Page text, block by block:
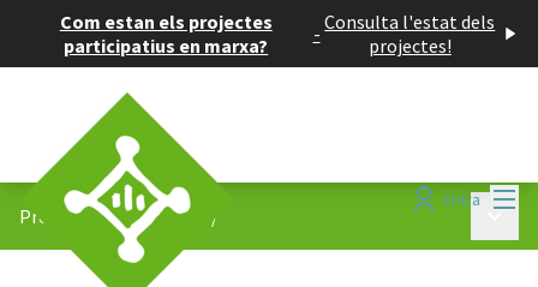
Com estan els projectes
participatius en marxa?
- Consulta l'estat dels
projectes!
Entra
Projectes participatius /